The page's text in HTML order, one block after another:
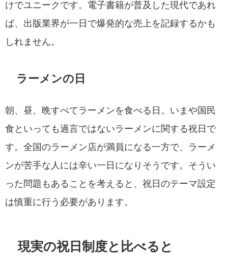
けでユニークです。電子書籍が普及した現代であれ
ば、出版業界が一日で爆発的な売上を記録するかも
しれません。
ラーメンの日
朝、昼、晩すべてラーメンを食べる日。いまや国民
食といっても過言ではないラーメンに関する祝日で
す。全国のラーメン店が満員になる一方で、ラーメ
ンが苦手な人には辛い一日になりそうです。そうい
った問題もあることを考えると、祝日のテーマ設定
は慎重に行う必要があります。
現実の祝日制度と比べると